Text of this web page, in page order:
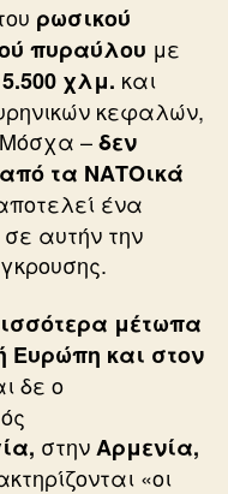
ρωσικού
πυραύλου με
χλμ. και
κεφαλών,
–δεν
τα ΝΑΤΟικά
ένα
αυτήν την
μέτωπα
Ευρώπη και στον
δε ο
στηνΑρμενία,
«οι